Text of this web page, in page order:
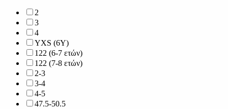
2
3
4
YXS (6Y)
122 (6-7 ετών)
122 (7-8 ετών)
2-3
3-4
4-5
47.5-50.5